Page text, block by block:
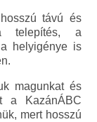
távú és
telepítés, a
helyigénye is
magunkat és
a KazánÁBC
mert hosszú